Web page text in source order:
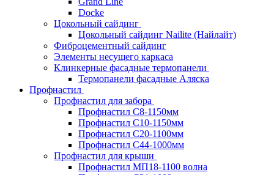
Docke
Цокольный сайдинг
Цокольный сайдинг Nailite (Найлайт)
Фиброцементный сайдинг
Элементы несущего каркаса
Клинкерные фасадные термопанели
Термопанели фасадные Аляска
Профнастил
Профнастил для забора
Профнастил С8-1150мм
Профнастил С10-1150мм
Профнастил С20-1100мм
Профнастил С44-1000мм
Профнастил для крыши
Профнастил МП18-1100 волна